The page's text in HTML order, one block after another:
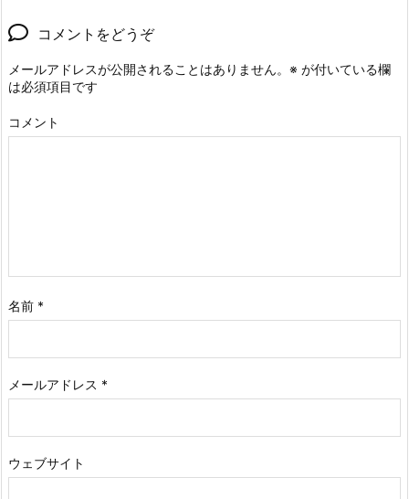
コメントをどうぞ
メールアドレスが公開されることはありません。 ※ が付いている欄
は必須項目です
コメント
名前 *
メールアドレス *
ウェブサイト